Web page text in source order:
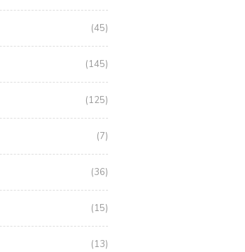
(45)
(145)
(125)
(7)
(36)
(15)
(13)